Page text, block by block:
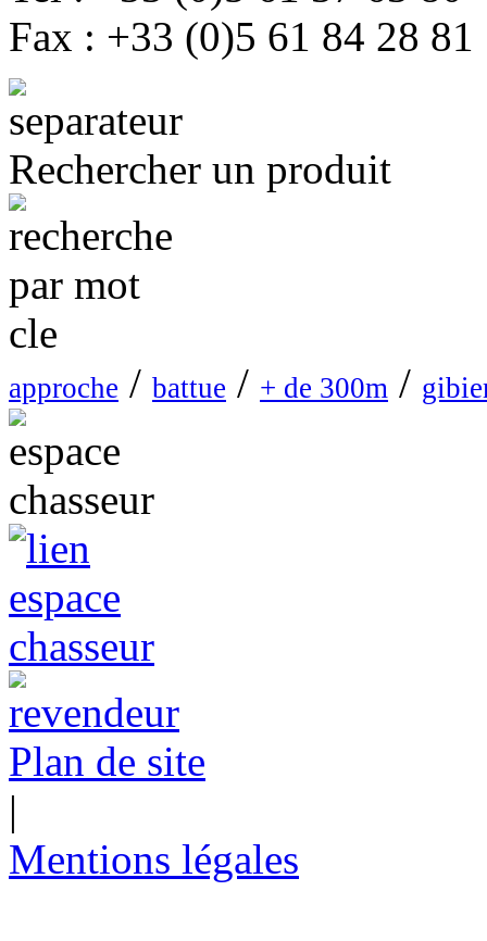
Fax : +33 (0)5 61 84 28 81
Rechercher un produit
approche / battue / + de 300m /
Plan de site
|
Mentions légales